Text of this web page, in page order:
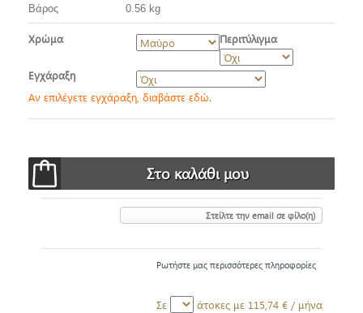
Βάρος
0.56 kg
Χρώμα Περιτύλιγμα
Εγχάραξη
Αν επιλέγετε εγχάραξη, διαβάστε εδώ.
Στείλτε την email σε φίλο(η)
Ρωτήστε μας περισσότερες πληροφορίες
Σε άτοκες με 115,74 € / μήνα